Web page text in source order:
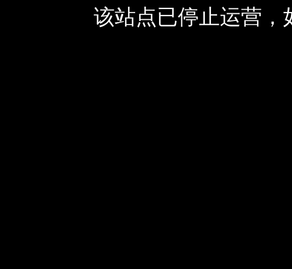
该站点已停止运营，